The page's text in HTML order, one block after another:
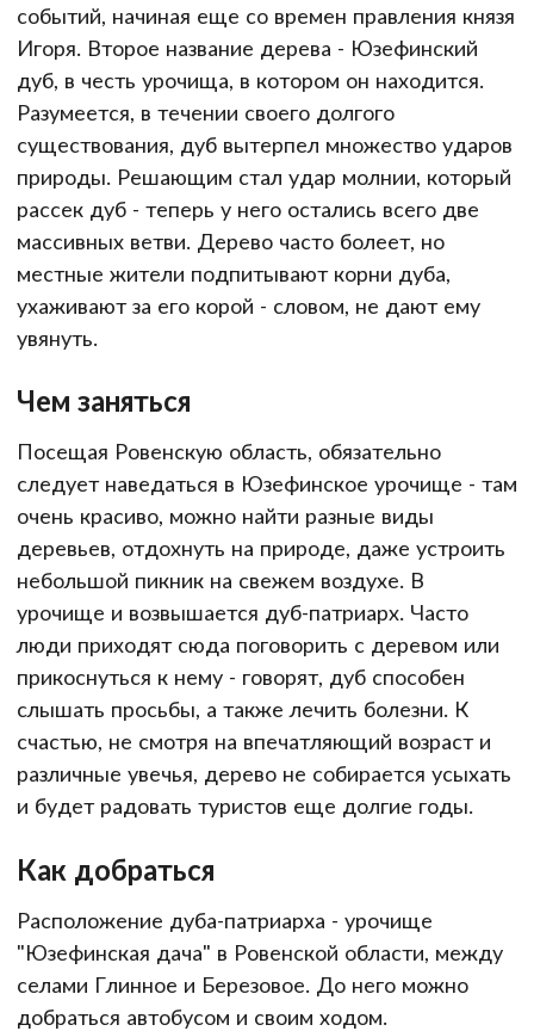
событий, начиная еще со времен правления князя
Игоря. Второе название дерева - Юзефинский
дуб, в честь урочища, в котором он находится.
Разумеется, в течении своего долгого
существования, дуб вытерпел множество ударов
природы. Решающим стал удар молнии, который
рассек дуб - теперь у него остались всего две
массивных ветви. Дерево часто болеет, но
местные жители подпитывают корни дуба,
ухаживают за его корой - словом, не дают ему
увянуть.
Чем заняться
Посещая Ровенскую область, обязательно
следует наведаться в Юзефинское урочище - там
очень красиво, можно найти разные виды
деревьев, отдохнуть на природе, даже устроить
небольшой пикник на свежем воздухе. В
урочище и возвышается дуб-патриарх. Часто
люди приходят сюда поговорить с деревом или
прикоснуться к нему - говорят, дуб способен
слышать просьбы, а также лечить болезни. К
счастью, не смотря на впечатляющий возраст и
различные увечья, дерево не собирается усыхать
и будет радовать туристов еще долгие годы.
Как добраться
Расположение дуба-патриарха - урочище
"Юзефинская дача" в Ровенской области, между
селами Глинное и Березовое. До него можно
добраться автобусом и своим ходом.